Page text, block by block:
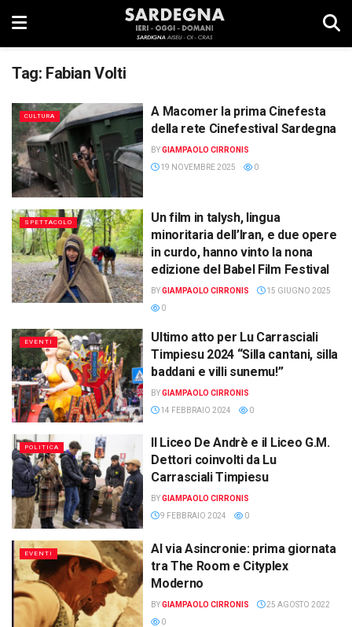
Tag: Fabian Volti
CULTURA
A Macomer la prima Cinefesta
della rete Cinefestival Sardegna
BYGIAMPAOLO CIRRONIS
19 NOVEMBRE 2025
0
SPETTACOLO
Un film in talysh, lingua
minoritaria dell’Iran, e due opere
in curdo, hanno vinto la nona
edizione del Babel Film Festival
BYGIAMPAOLO CIRRONIS
15 GIUGNO 2025
0
EVENTI
Ultimo atto per Lu Carrasciali
Timpiesu 2024 “Silla cantani, silla
baddani e villi sunemu!”
BYGIAMPAOLO CIRRONIS
14 FEBBRAIO 2024
0
POLITICA
Il Liceo De Andrè e il Liceo G.M.
Dettori coinvolti da Lu
Carrasciali Timpiesu
BYGIAMPAOLO CIRRONIS
9 FEBBRAIO 2024
0
EVENTI
Al via Asincronie: prima giornata
tra The Room e Cityplex
Moderno
BYGIAMPAOLO CIRRONIS
25 AGOSTO 2022
0